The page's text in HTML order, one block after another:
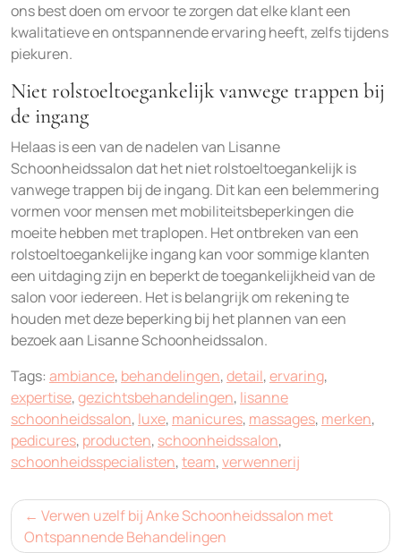
ons best doen om ervoor te zorgen dat elke klant een
kwalitatieve en ontspannende ervaring heeft, zelfs tijdens
piekuren.
Niet rolstoeltoegankelijk vanwege trappen bij
de ingang
Helaas is een van de nadelen van Lisanne
Schoonheidssalon dat het niet rolstoeltoegankelijk is
vanwege trappen bij de ingang. Dit kan een belemmering
vormen voor mensen met mobiliteitsbeperkingen die
moeite hebben met traplopen. Het ontbreken van een
rolstoeltoegankelijke ingang kan voor sommige klanten
een uitdaging zijn en beperkt de toegankelijkheid van de
salon voor iedereen. Het is belangrijk om rekening te
houden met deze beperking bij het plannen van een
bezoek aan Lisanne Schoonheidssalon.
Tags: ambiance, behandelingen,detail,ervaring,
expertise,gezichtsbehandelingen, lisanne
schoonheidssalon, luxe, manicures, massages, merken,
pedicures, producten, schoonheidssalon,
schoonheidsspecialisten,team,verwennerij
Bericht
navigatie
Verwen uzelf bij Anke Schoonheidssalon met
Ontspannende Behandelingen